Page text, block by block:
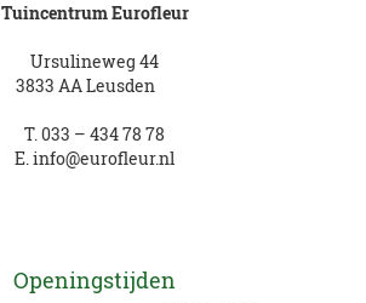
Tuincentrum Eurofleur
Ursulineweg 44
3833 AA Leusden
T.033 – 434 78 78
E.info@eurofleur.nl
Openingstijden